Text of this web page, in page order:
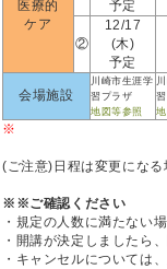
医療的
ケア
予定
②
12/17
(木)
予定
会場施設
川崎市生涯学
習プラザ
地図等参照
※
(ご注意)日程は変更になる
※※ご確認ください
・規定の人数に満たない
・開講が決定しましたら
・キャンセルについては